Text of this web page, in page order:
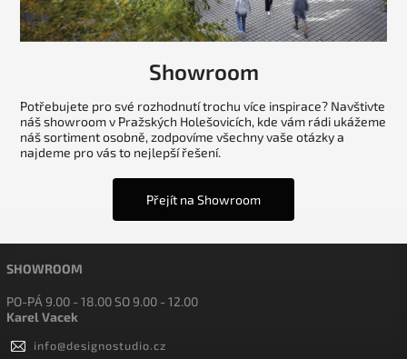
Showroom
Potřebujete pro své rozhodnutí trochu více inspirace? Navštivte
náš showroom v Pražských Holešovicích, kde vám rádi ukážeme
náš sortiment osobně, zodpovíme všechny vaše otázky a
najdeme pro vás to nejlepší řešení.
Přejít na Showroom
SHOWROOM
PO-PÁ 9.00 - 18.00 SO 9.00 - 12.00
Karel Vacek
info@designostudio.cz